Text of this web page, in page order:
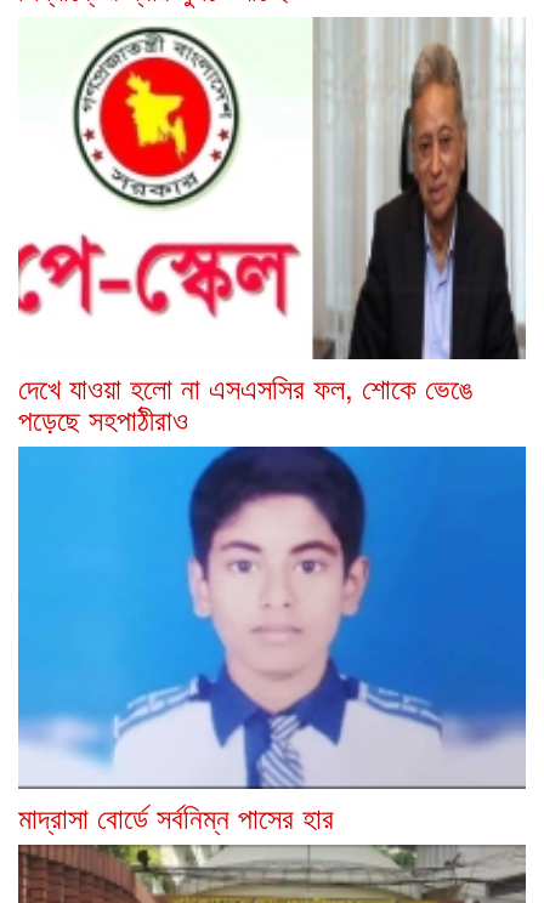
দেখে যাওয়া হলো না এসএসসির ফল, শোকে ভেঙে
পড়েছে সহপাঠীরাও
মাদ্রাসা বোর্ডে সর্বনিম্ন পাসের হার